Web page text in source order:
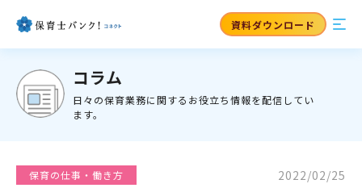
資料ダウンロード
コラム
日々の保育業務に関するお役立ち情報を配信してい
ます。
保育の仕事・働き方 2022/02/25